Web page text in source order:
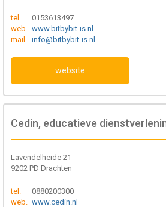
tel.
0153613497
web. www.bitbybit-is.nl
mail. info@bitbybit-is.nl
website
Cedin, educatieve
Lavendelheide 21
9202 PD Drachten
tel.
0880200300
web. www.cedin.nl